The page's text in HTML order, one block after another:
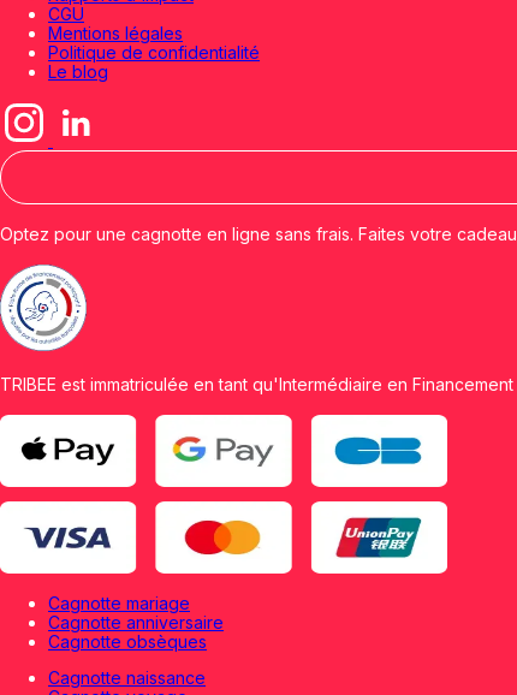
CGU
Mentions légales
Politique de confidentialité
Le blog
Optez pour une cagnotte en ligne sans frais. Faites votre
TRIBEE est immatriculée en tant qu'Intermédiaire en
Cagnotte mariage
Cagnotte anniversaire
Cagnotte obsèques
Cagnotte naissance